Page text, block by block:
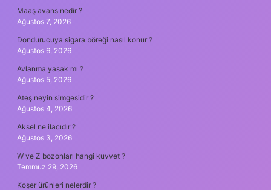
Maaş avans nedir ?
Ağustos 7, 2026
Dondurucuya sigara böreği nasıl konur ?
Ağustos 6, 2026
Avlanma yasak mı ?
Ağustos 5, 2026
Ateş neyin simgesidir ?
Ağustos 4, 2026
Aksel ne ilacıdır ?
Ağustos 3, 2026
W ve Z bozonları hangi kuvvet ?
Temmuz 29, 2026
Koşer ürünleri nelerdir ?